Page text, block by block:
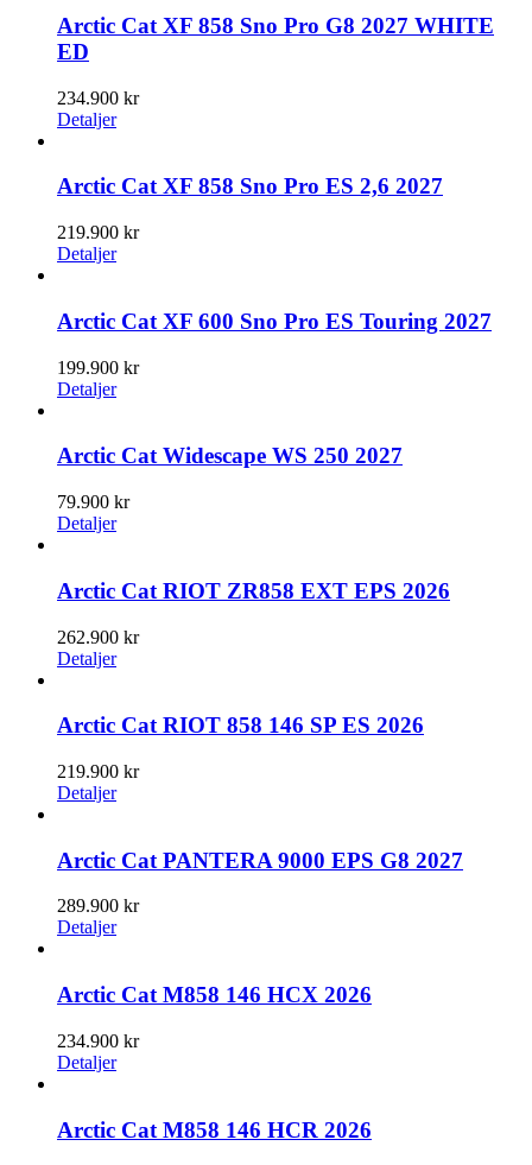
Arctic Cat XF 858 Sno Pro G8 2027 WHITE
ED
234.900 kr
Detaljer
Arctic Cat XF 858 Sno Pro ES 2,6 2027
219.900 kr
Detaljer
Arctic Cat XF 600 Sno Pro ES Touring 2027
199.900 kr
Detaljer
Arctic Cat Widescape WS 250 2027
79.900 kr
Detaljer
Arctic Cat RIOT ZR858 EXT EPS 2026
262.900 kr
Detaljer
Arctic Cat RIOT 858 146 SP ES 2026
219.900 kr
Detaljer
Arctic Cat PANTERA 9000 EPS G8 2027
289.900 kr
Detaljer
Arctic Cat M858 146 HCX 2026
234.900 kr
Detaljer
Arctic Cat M858 146 HCR 2026